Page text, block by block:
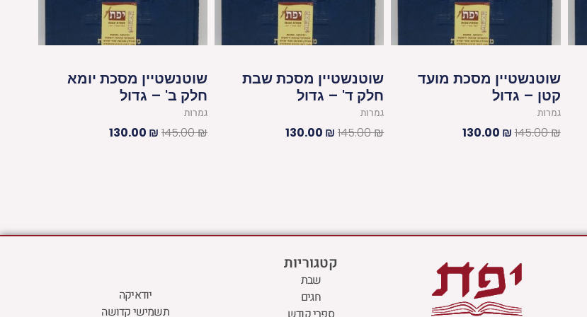
שוטנשטיין מסכת מועד
קטן – גדול
גמרות
145.00₪
130.00 ₪
שוטנשטיין מסכת שבת
חלק ד' – גדול
גמרות
145.00₪
130.00 ₪
שוטנשטיין מסכת יומא
חלק ב' – גדול
גמרות
145.00₪
130.00 ₪
קטגוריות
שבת
חגים
יודאיקה
תשמישי קדושה